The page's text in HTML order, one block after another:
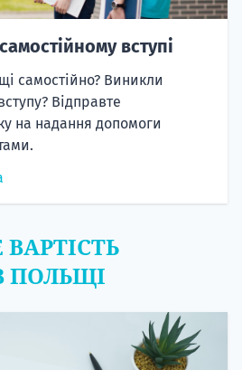
вступі
самостійно? Виникли
Відправте
на надання допомоги
ПОЛЬЩІ